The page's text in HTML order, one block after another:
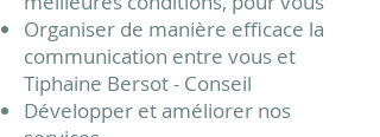
Organiser de manière efficace la
communication entre vous et
Tiphaine Bersot- Conseil
Développer et améliorer nos